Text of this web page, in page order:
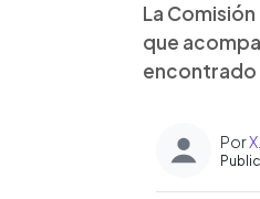
La
que
encontrado
Por